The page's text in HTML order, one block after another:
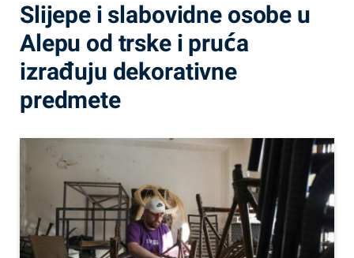
Slijepe i slabovidne osobe u
Alepu od trske i pruća
izrađuju dekorativne
predmete